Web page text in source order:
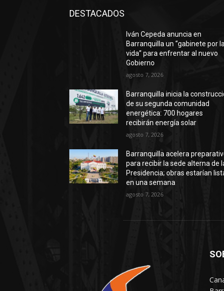
DESTACADOS
Iván Cepeda anuncia en
Barranquilla un “gabinete por la
vida” para enfrentar al nuevo
Gobierno
agosto 7, 2026
Barranquilla inicia la
de su segunda comunidad
energética: 700 hogares
recibirán energía solar
agosto 7, 2026
Barranquilla acelera
para recibir la sede alterna de
Presidencia; obras estarían
en una semana
agosto 7, 2026